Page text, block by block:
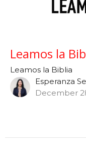
Leamos la
Leamos la Biblia
Esperanza
December